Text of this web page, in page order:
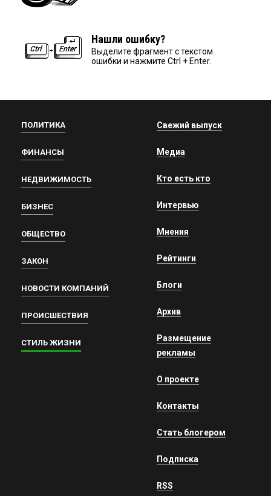
Нашли ошибку?
Выделите фрагмент с текстом
ошибки и нажмите Ctrl + Enter.
ПОЛИТИКА
ФИНАНСЫ
НЕДВИЖИМОСТЬ
БИЗНЕС
ОБЩЕСТВО
ЗАКОН
НОВОСТИ КОМПАНИЙ
ПРОИСШЕСТВИЯ
СТИЛЬ ЖИЗНИ
Свежий выпуск
Медиа
Кто есть кто
Интервью
Мнения
Рейтинги
Блоги
Архив
Размещение
рекламы
О проекте
Контакты
Стать блогером
Подписка
RSS